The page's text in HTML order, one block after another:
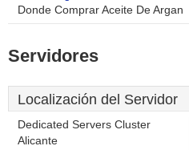
Donde Comprar Aceite De Argan
Servidores
Localización del Servidor
Dedicated Servers Cluster
Alicante